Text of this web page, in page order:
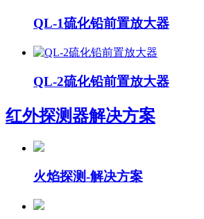
QL-1硫化铅前置放大器
QL-2硫化铅前置放大器
红外探测器解决方案
火焰探测-解决方案